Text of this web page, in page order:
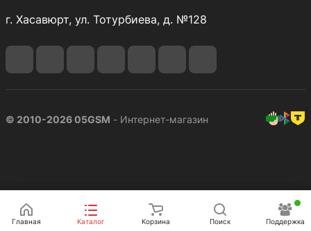
Подписаться
Главная Каталог Корзина Поиск Поддержка
г. Хасавюрт, ул. Тотурбиева, д. №128
© 2010-2026 05GSM - Интернет-магазин